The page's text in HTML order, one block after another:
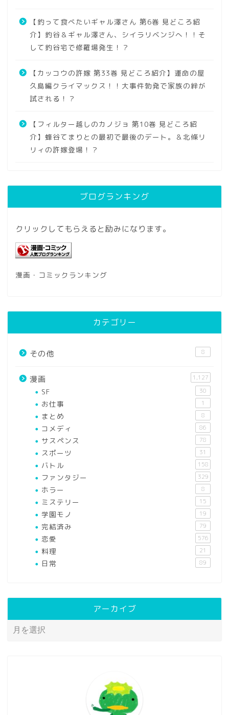
【釣って食べたいギャル澤さん 第6巻 見どころ紹
介】釣谷＆ギャル澤さん、シイラリベンジへ！！そ
して釣谷宅で修羅場発生！？
【カッコウの許嫁 第33巻 見どころ紹介】運命の屋
久島編クライマックス！！大事件勃発で家族の絆が
試される！？
【フィルター越しのカノジョ 第10巻 見どころ紹
介】蜂谷てまりとの最初で最後のデート。＆北條リ
リィの許嫁登場！？
ブログランキング
クリックしてもらえると励みになります。
漫画・コミックランキング
カテゴリー
その他 8
漫画 1,127
SF 30
お仕事 1
まとめ 8
コメディ 86
サスペンス 78
スポーツ 31
バトル 158
ファンタジー 329
ホラー 8
ミステリー 15
学園モノ 19
完結済み 79
恋愛 576
料理 21
日常 89
アーカイブ